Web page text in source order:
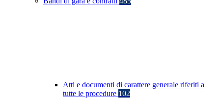
Atti e documenti di carattere generale riferiti a
tutte le procedure 102